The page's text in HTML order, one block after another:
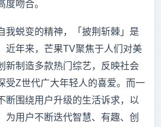
吻合。
我蜕变的精神，「披荆斩棘」是
近年来，芒果TV聚焦于人们对美
新制造多款热门综艺，反映社会
受Z世代广大年轻人的喜爱。而一
断围绕用户升级的生活诉求，以
为用户不断迭代智慧、有趣、创